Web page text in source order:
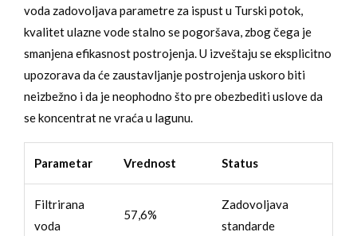
voda zadovoljava parametre za ispust u Turski potok,
kvalitet ulazne vode stalno se pogoršava, zbog čega je
smanjena efikasnost postrojenja. U izveštaju se eksplicitno
upozorava da će zaustavljanje postrojenja uskoro biti
neizbežno i da je neophodno što pre obezbediti uslove da
se koncentrat ne vraća u lagunu.
Parametar Vrednost Status
Filtrirana
voda
57,6%
Zadovoljava
standarde